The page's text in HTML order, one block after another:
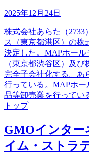
2025年12月24日
株式会社あらた（
ス（東京都港区）の株
決定した。MAPホール
（東京都渋谷区）及
完全子会社化する。あ
行っている。MAPホ
品等卸売業を行ってい
トップ
GMOインター
イム・ストラ